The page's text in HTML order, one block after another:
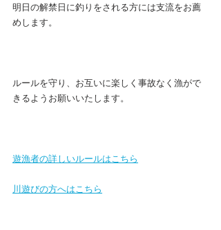
明日の解禁日に釣りをされる方には支流をお薦
めします。
ルールを守り、お互いに楽しく事故なく漁がで
きるようお願いいたします。
遊漁者の詳しいルールはこち ら
川遊びの方へはこちら